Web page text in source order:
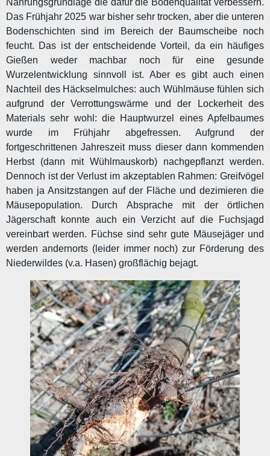
Nahrungsgrundlage die dafür die Bodenqualität verbessern.
Das Frühjahr 2025 war bisher sehr trocken, aber die unteren
Bodenschichten sind im Bereich der Baumscheibe noch
feucht. Das ist der entscheidende Vorteil, da ein häufiges
Gießen weder machbar noch für eine gesunde
Wurzelentwicklung sinnvoll ist. Aber es gibt auch einen
Nachteil des Häckselmulches: auch Wühlmäuse fühlen sich
aufgrund der Verrottungswärme und der Lockerheit des
Materials sehr wohl: die Hauptwurzel eines Apfelbaumes
wurde im Frühjahr abgefressen. Aufgrund der
fortgeschrittenen Jahreszeit muss dieser dann kommenden
Herbst (dann mit Wühlmauskorb) nachgepflanzt werden.
Dennoch ist der Verlust im akzeptablen Rahmen: Greifvögel
haben ja Ansitzstangen auf der Fläche und dezimieren die
Mäusepopulation. Durch Absprache mit der örtlichen
Jägerschaft konnte auch ein Verzicht auf die Fuchsjagd
vereinbart werden. Füchse sind sehr gute Mäusejäger und
werden andernorts (leider immer noch) zur Förderung des
Niederwildes (v.a. Hasen) großflächig bejagt.